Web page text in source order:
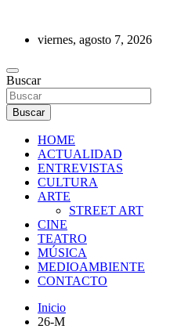
contenidoviernes, agosto 7, 2026
REVISTA DE PRENSA
Buscar
Buscar
HOME
ACTUALIDAD
ENTREVISTAS
CULTURA
ARTE
STREET ART
CINE
TEATRO
MÚSICA
MEDIOAMBIENTE
CONTACTO
Inicio
26-M